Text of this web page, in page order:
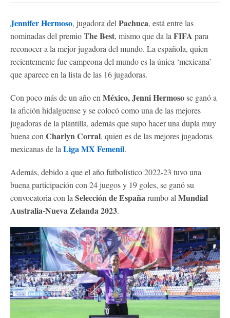
Jennifer Hermoso, jugadora del Pachuca, está entre las
nominadas del premioThe Best, mismo que da la FIFA para
reconocer a la mejor jugadora del mundo. La española, quien
recientemente fue campeona del mundo es la única ‘mexicana’
que aparece en la lista de las 16 jugadoras.
Con poco más de un año en México, Jenni Hermosose ganó a
la afición hidalguense y se colocó como una de las mejores
jugadoras de la plantilla, además que supo hacer una dupla muy
buena con Charlyn Corral, quien es de las mejores jugadoras
mexicanas de la Liga MX Femenil.
Además, debido a que el año futbolístico 2022-23 tuvo una
buena participación con 24 juegos y 19 goles, se ganó su
convocatoria con la Selección de Españarumbo al Mundial
Australia-Nueva Zelanda 2023.